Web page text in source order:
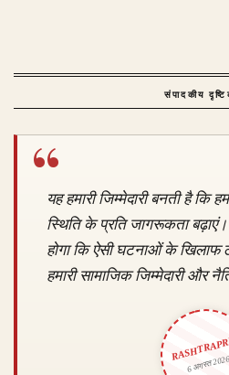
संपादकीय
यह हमारी जिम्मेदारी बनती है
स्थिति के प्रति जागरूकता
होगा कि ऐसी घटनाओं के खिलाफ
हमारी सामाजिक जिम्मेदारी और
6 अगस्त 2026